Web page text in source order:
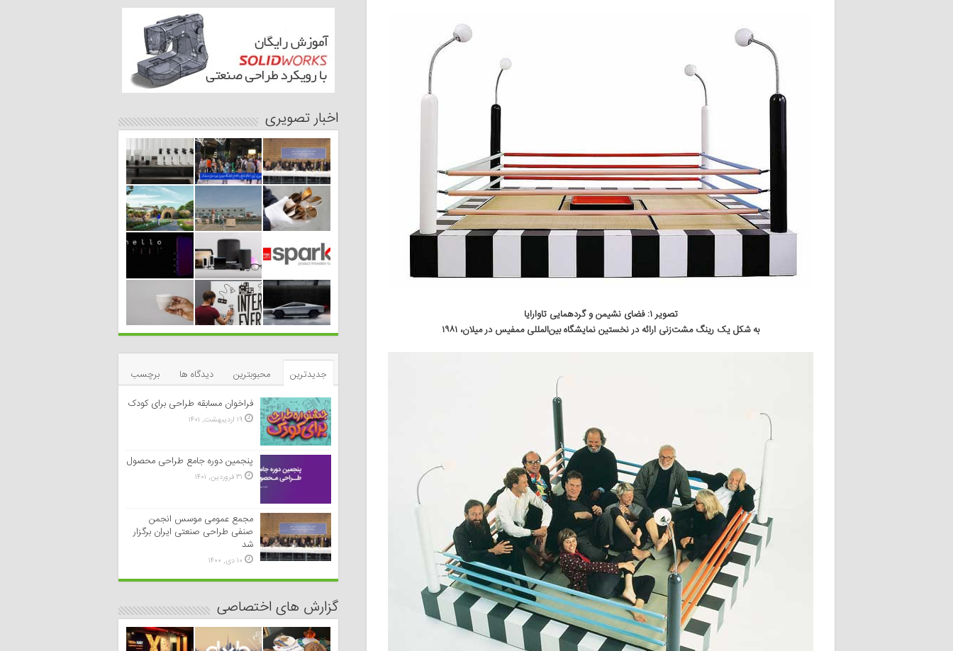
تصویر ۱: فضای نشیمن و گردهمایی تاوارایا
به شکل یک رینگ مشت‌زنی ارائه در نخستین نمایشگاه بین‌المللی ممفیس در میلان، ۱۹۸۱
اخبار تصویری
جدیدترین محبوبترین دیدگاه ها
برچسب
فراخوان مسابقه طراحی برای کودک
۱۹ اردیبهشت, ۱۴۰۱
پنجمین دوره جامع طراحی محصول
۳۱ فروردین, ۱۴۰۱
مجمع عمومی موسس انجمن
صنفی طراحی صنعتی ایران برگزار
شد
۱۰ دی, ۱۴۰۰
گزارش های اختصاصی